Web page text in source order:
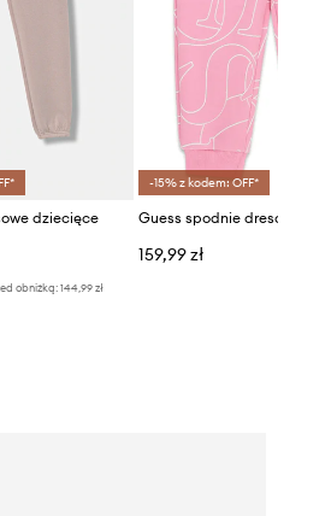
dziecięce
obniżką:144,99 zł
-15% z kodem: OFF*
159,99 zł